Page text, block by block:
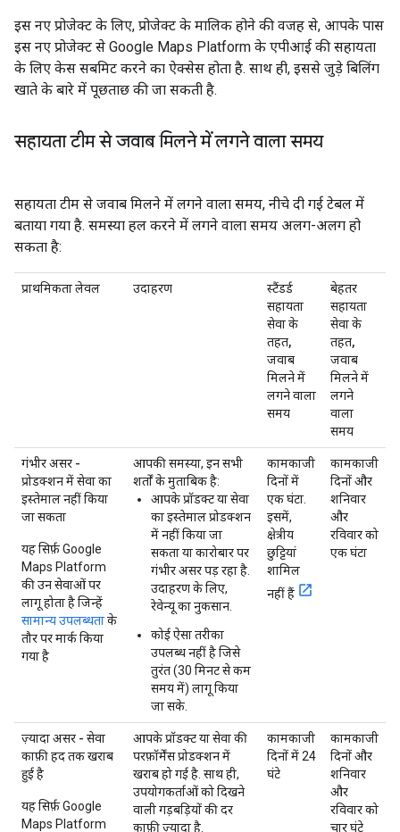
इस नए प्रोजेक्ट के लिए, प्रोजेक्ट के मालिक होने की वजह से, आपके पास
इस नए प्रोजेक्ट से Google Maps Platform के एपीआई की सहायता
के लिए केस सबमिट करने का ऐक्सेस होता है. साथ ही, इससे जुड़े बिलिंग
खाते के बारे में पूछताछ की जा सकती है.
सहायता टीम से जवाब मिलने में लगने वाला समय
सहायता टीम से जवाब मिलने में लगने वाला समय, नीचे दी गई टेबल में
बताया गया है. समस्या हल करने में लगने वाला समय अलग-अलग हो
सकता है:
प्राथमिकता लेवल उदाहरण
स्टैंडर्ड
सहायता
सेवा के
तहत,
जवाब
मिलने में
लगने वाला
समय
बेहतर
सहायता
सेवा के
तहत,
जवाब
मिलने में
लगने
वाला
समय
गंभीर असर -
प्रोडक्शन में सेवा का
इस्तेमाल नहीं किया
जा सकता
यह सिर्फ़ Google
Maps Platform
की उन सेवाओं पर
लागू होता है जिन्हें
सामान्य उपलब्धताके
तौर पर मार्क किया
गया है
आपकी समस्या, इन सभी
शर्तों के मुताबिक है:
आपके प्रॉडक्ट या सेवा
का इस्तेमाल प्रोडक्शन
में नहीं किया जा
सकता या कारोबार पर
गंभीर असर पड़ रहा है.
उदाहरण के लिए,
रेवेन्यू का नुकसान.
कोई ऐसा तरीका
उपलब्ध नहीं है जिसे
तुरंत (30 मिनट से कम
समय में) लागू किया
जा सके.
कामकाजी
दिनों में
एक घंटा.
इसमें,
क्षेत्रीय
छुट्टियां
शामिल
नहीं हैं
कामकाजी
दिनों और
शनिवार
और
रविवार को
एक घंटा
ज़्यादा असर - सेवा
काफ़ी हद तक खराब
हुई है
यह सिर्फ़ Google
Maps Platform
आपके प्रॉडक्ट या सेवा की
परफ़ॉर्मेंस प्रोडक्शन में
खराब हो गई है. साथ ही,
उपयोगकर्ताओं को दिखने
वाली गड़बड़ियों की दर
काफ़ी ज़्यादा है.
कामकाजी
दिनों में 24
घंटे
कामकाजी
दिनों और
शनिवार
और
रविवार को
चार घंटे